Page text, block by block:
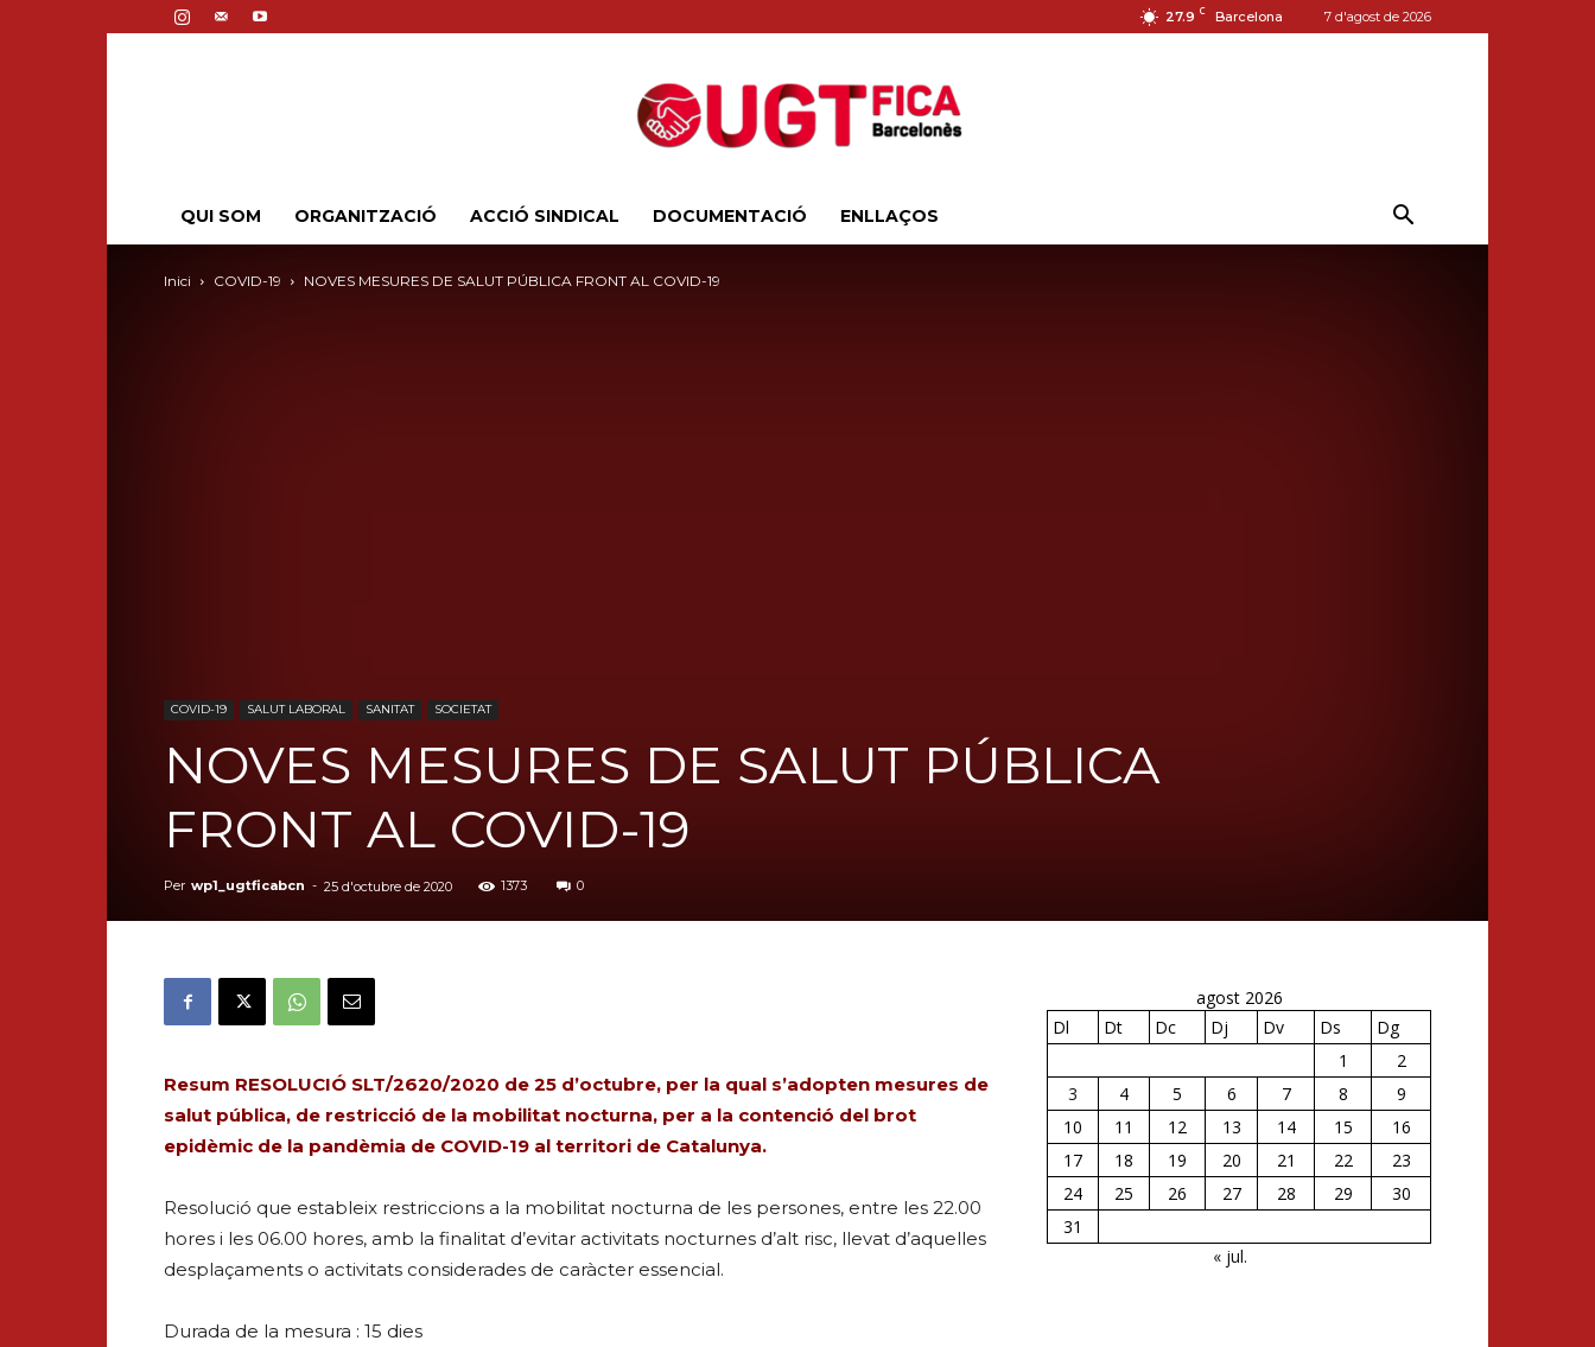
27.9 C Barcelona 7 d'agost de 2026
QUI SOM ORGANITZACIÓ ACCIÓ SINDICAL DOCUMENTACIÓ ENLLAÇOS
Inici COVID-19 NOVES MESURES DE SALUT PÚBLICA FRONT AL COVID-19
COVID-19 SALUT LABORAL SANITAT SOCIETAT
NOVES MESURES DE SALUT PÚBLICA
FRONT AL COVID-19
Per wp1_ugtficabcn - 25 d'octubre de 2020 1373 0
Resum RESOLUCIÓ SLT/2620/2020 de 25 d’octubre, per la qual s’adopten mesures de
salut pública, de restricció de la mobilitat nocturna, per a la contenció del brot
epidèmic de la pandèmia de COVID-19 al territori de Catalunya.
Resolució que estableix restriccions a la mobilitat nocturna de les persones, entre les 22.00
hores i les 06.00 hores, amb la finalitat d’evitar activitats nocturnes d’alt risc, llevat d’aquelles
desplaçaments o activitats considerades de caràcter essencial.
Durada de la mesura : 15 dies
agost 2026
Dl
Dt Dc Dj Dv Ds
Dg
1
2
3
4 5 6 7 8
9
10
11 12 13 14 15
16
17
18 19 20 21 22
23
24
25 26 27 28 29
30
31
« jul.